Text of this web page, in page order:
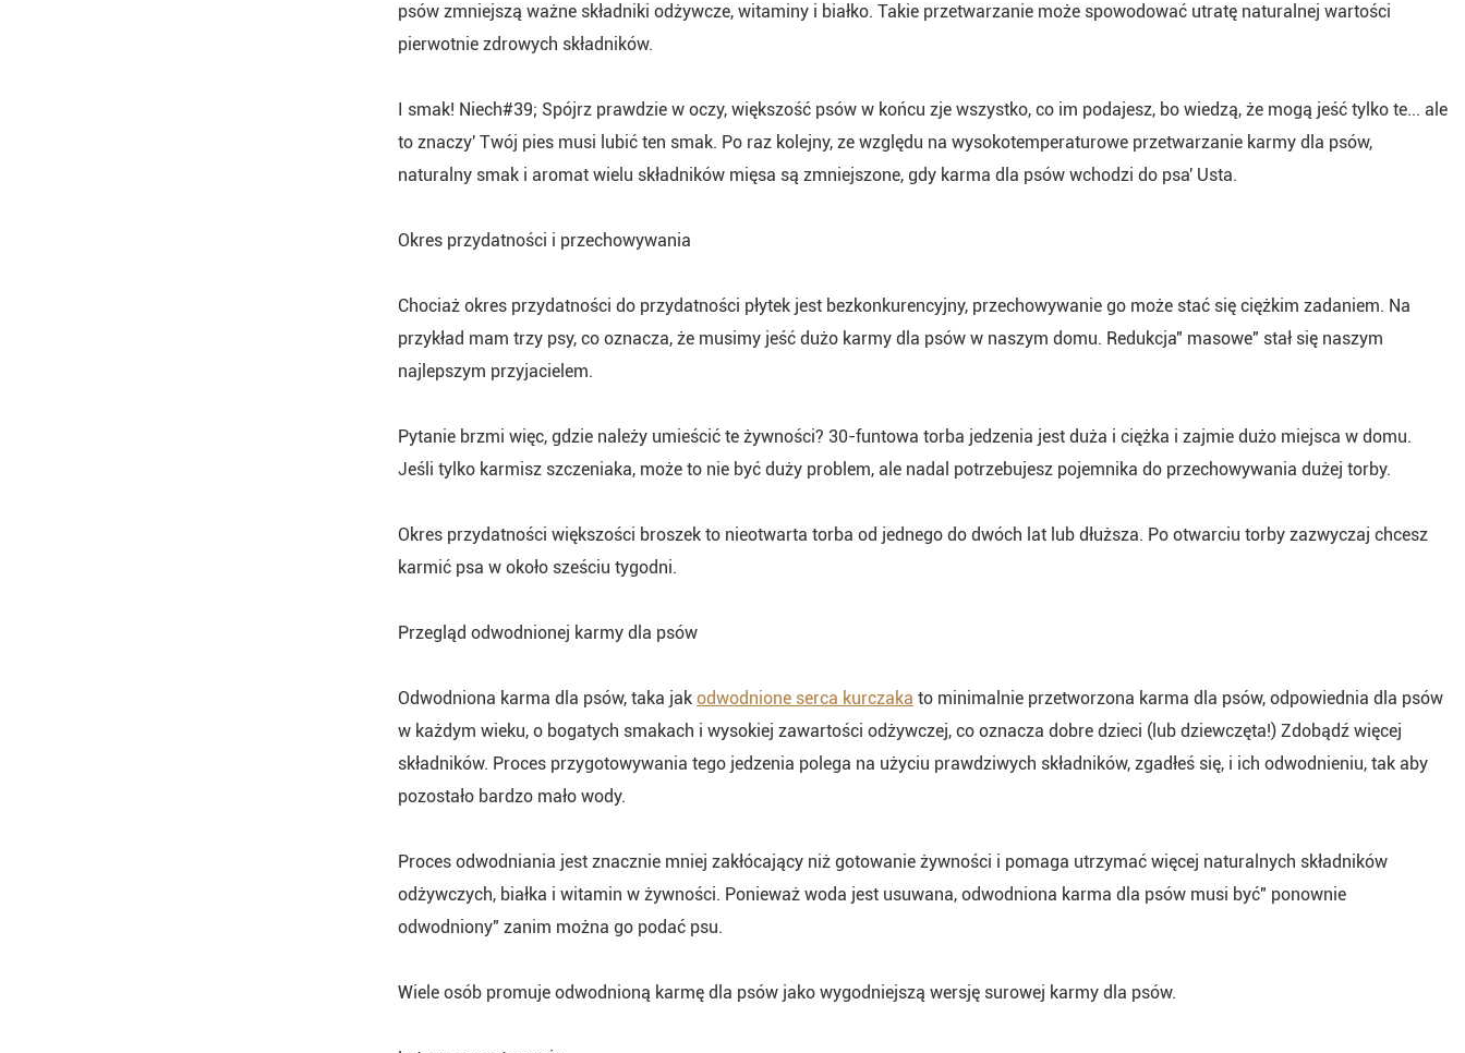
psów zmniejszą ważne składniki odżywcze, witaminy i białko. Takie przetwarzanie może spowodować utratę naturalnej wartości
pierwotnie zdrowych składników.
I smak! Niech#39; Spójrz prawdzie w oczy, większość psów w końcu zje wszystko, co im podajesz, bo wiedzą, że mogą jeść tylko te... ale
to znaczy' Twój pies musi lubić ten smak. Po raz kolejny, ze względu na wysokotemperaturowe przetwarzanie karmy dla psów,
naturalny smak i aromat wielu składników mięsa są zmniejszone, gdy karma dla psów wchodzi do psa' Usta.
Okres przydatności i przechowywania
Chociaż okres przydatności do przydatności płytek jest bezkonkurencyjny, przechowywanie go może stać się ciężkim zadaniem. Na
przykład mam trzy psy, co oznacza, że musimy jeść dużo karmy dla psów w naszym domu. Redukcja" masowe" stał się naszym
najlepszym przyjacielem.
Pytanie brzmi więc, gdzie należy umieścić te żywności? 30-funtowa torba jedzenia jest duża i ciężka i zajmie dużo miejsca w domu.
Jeśli tylko karmisz szczeniaka, może to nie być duży problem, ale nadal potrzebujesz pojemnika do przechowywania dużej torby.
Okres przydatności większości broszek to nieotwarta torba od jednego do dwóch lat lub dłuższa. Po otwarciu torby zazwyczaj chcesz
karmić psa w około sześciu tygodni.
Przegląd odwodnionej karmy dla psów
Odwodniona karma dla psów, taka jak odwodnione serca kurczaka to minimalnie przetworzona karma dla psów, odpowiednia dla psów
w każdym wieku, o bogatych smakach i wysokiej zawartości odżywczej, co oznacza dobre dzieci (lub dziewczęta!) Zdobądź więcej
składników. Proces przygotowywania tego jedzenia polega na użyciu prawdziwych składników, zgadłeś się, i ich odwodnieniu, tak aby
pozostało bardzo mało wody.
Proces odwodniania jest znacznie mniej zakłócający niż gotowanie żywności i pomaga utrzymać więcej naturalnych składników
odżywczych, białka i witamin w żywności. Ponieważ woda jest usuwana, odwodniona karma dla psów musi być" ponownie
odwodniony" zanim można go podać psu.
Wiele osób promuje odwodnioną karmę dla psów jako wygodniejszą wersję surowej karmy dla psów.